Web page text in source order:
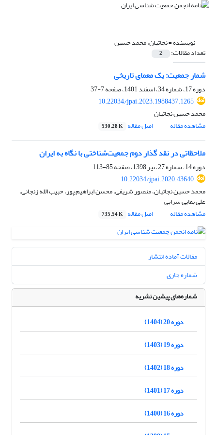
نویسنده =نجاتیان، محمد حسین
تعداد مقالات: 2
شمار جمعیت: یک معمای تاریخی
دوره 17، شماره 34، اسفند 1401، صفحه
7-37
10.22034/jpai.2023.1988437.1265
محمد حسین نجاتیان
مشاهده مقاله
اصل مقاله 530.28 K
ملاحظاتی در نقد گذار دوم جمعیت‌شناختی با نگاه به ایران
دوره 14، شماره 27، تیر 1398، صفحه
85-113
10.22034/jpai.2020.43640
محمد حسین نجاتیان، منصور شریفی، محسن ابراهیم پور، حبیب الله زنجانی،
علی بقایی سرابی
مشاهده مقاله
اصل مقاله 735.54 K
مقالات آماده انتشار
شماره جاری
شماره‌های پیشین نشریه
دوره 20 (1404)
دوره 19 (1403)
دوره 18 (1402)
دوره 17 (1401)
دوره 16 (1400)